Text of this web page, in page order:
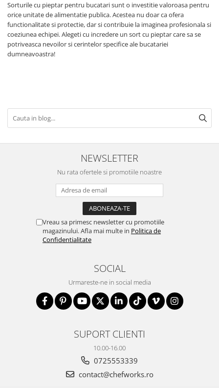
Sorturile cu pieptar pentru bucatari sunt o investitie valoroasa pentru
orice unitate de alimentatie publica. Acestea nu doar ca ofera
functionalitate si protectie, dar si contribuie la imaginea profesionala si
coeziunea echipei. Alegeti cu incredere un sort cu pieptar care sa se
potriveasca nevoilor si cerintelor specifice ale bucatariei
dumneavoastra!
NEWSLETTER
Nu rata ofertele si promotiile noastre
Vreau sa primesc newsletter cu promotiile
magazinului. Afla mai multe in Politica de
Confidentialitate
SOCIAL
Urmareste-ne in social media
SUPORT CLIENTI
10.00-16.00
0725553339
contact@chefworks.ro